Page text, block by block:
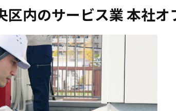
区内のサービス業 本社オ